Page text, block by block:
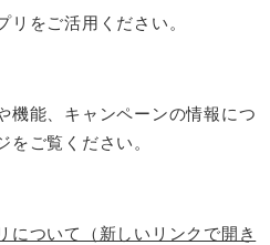
をご活用ください。
機能、キャンペーンの情報につ
をご覧ください。
について（新しいリンクで開き